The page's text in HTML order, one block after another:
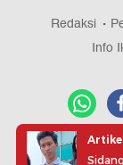
Redaksi
Info